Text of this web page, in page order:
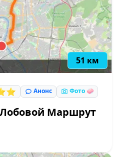
51 км
Анонс Фото 🧼
Маршрут